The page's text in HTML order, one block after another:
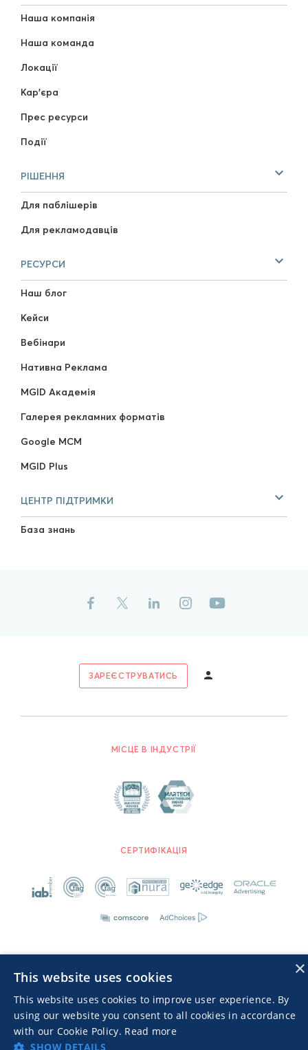
Наша компанія
Наша команда
Локації
Кар'єра
Прес ресурси
Події
РІШЕННЯ
Для паблішерів
Для рекламодавців
РЕСУРСИ
Наш блог
Кейси
Вебінари
Нативна Реклама
MGID Академія
Галерея рекламних форматів
Google MCM
MGID Plus
ЦЕНТР ПІДТРИМКИ
База знань
ЗАРЕЄСТРУВАТИСЬ
МІСЦЕ В ІНДУСТРІЇ
© 2026 MGID Inc. Всі права захищені.
Advertisers TOS Політика конфіденційності
СЕРТИФІКАЦІЯ
×
This website uses cookies
This website uses cookies to improve user experience. By
using our website you consent to all cookies in accordance
with our Cookie Policy. Read more
SHOW DETAILS